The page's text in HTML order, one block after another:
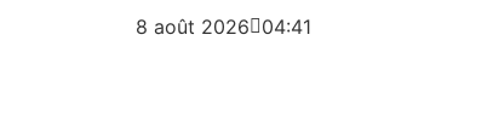
8 août 2026 04:41